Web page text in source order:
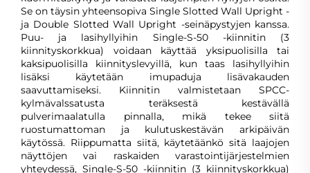
Se on täysin yhteensopiva Single Slotted Wall Upright -
ja Double Slotted Wall Upright -seinäpystyjen kanssa.
Puu- ja lasihyllyihin Single-S-50 -kiinnitin (3
kiinnityskorkkua) voidaan käyttää yksipuolisilla tai
kaksipuolisilla kiinnityslevyillä, kun taas lasihyllyihin
lisäksi käytetään imupaduja lisävakauden
saavuttamiseksi. Kiinnitin valmistetaan SPCC-
kylmävalssatusta teräksestä kestävällä
pulverimaalatulla pinnalla, mikä tekee siitä
ruostumattoman ja kulutuskestävän arkipäivän
käytössä. Riippumatta siitä, käytetäänkö sitä laajojen
näyttöjen vai raskaiden varastointijärjestelmien
yhteydessä, Single-S-50 -kiinnitin (3 kiinnityskorkkua)